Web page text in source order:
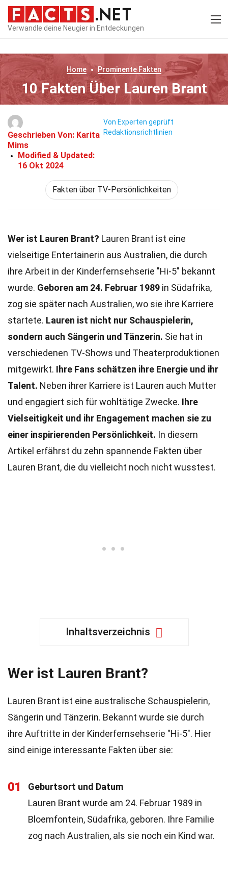
Verwandle deine Neugier in Entdeckungen
Home Prominente Fakten
10 Fakten Über Lauren Brant
Geschrieben Von: Karita
Mims
Modified & Updated:
16 Okt 2024
Von Experten geprüft
Redaktionsrichtlinien
Fakten über TV-Persönlichkeiten
Wer ist Lauren Brant? Lauren Brant ist eine
vielseitige Entertainerin aus Australien, die durch
ihre Arbeit in der Kinderfernsehserie "Hi-5" bekannt
wurde. Geboren am 24. Februar 1989 in Südafrika,
zog sie später nach Australien, wo sie ihre Karriere
startete. Lauren ist nicht nur Schauspielerin,
sondern auch Sängerin und Tänzerin. Sie hat in
verschiedenen TV-Shows und Theaterproduktionen
mitgewirkt. Ihre Fans schätzen ihre Energie und ihr
Talent. Neben ihrer Karriere ist Lauren auch Mutter
und engagiert sich für wohltätige Zwecke. Ihre
Vielseitigkeit und ihr Engagement machen sie zu
einer inspirierenden Persönlichkeit. In diesem
Artikel erfährst du zehn spannende Fakten über
Lauren Brant, die du vielleicht noch nicht wusstest.
Inhaltsverzeichnis
Wer ist Lauren Brant?
Lauren Brant ist eine australische Schauspielerin,
Sängerin und Tänzerin. Bekannt wurde sie durch
ihre Auftritte in der Kinderfernsehserie "Hi-5". Hier
sind einige interessante Fakten über sie:
01
Geburtsort und Datum
Lauren Brant wurde am 24. Februar 1989 in
Bloemfontein, Südafrika, geboren. Ihre Familie
zog nach Australien, als sie noch ein Kind war.